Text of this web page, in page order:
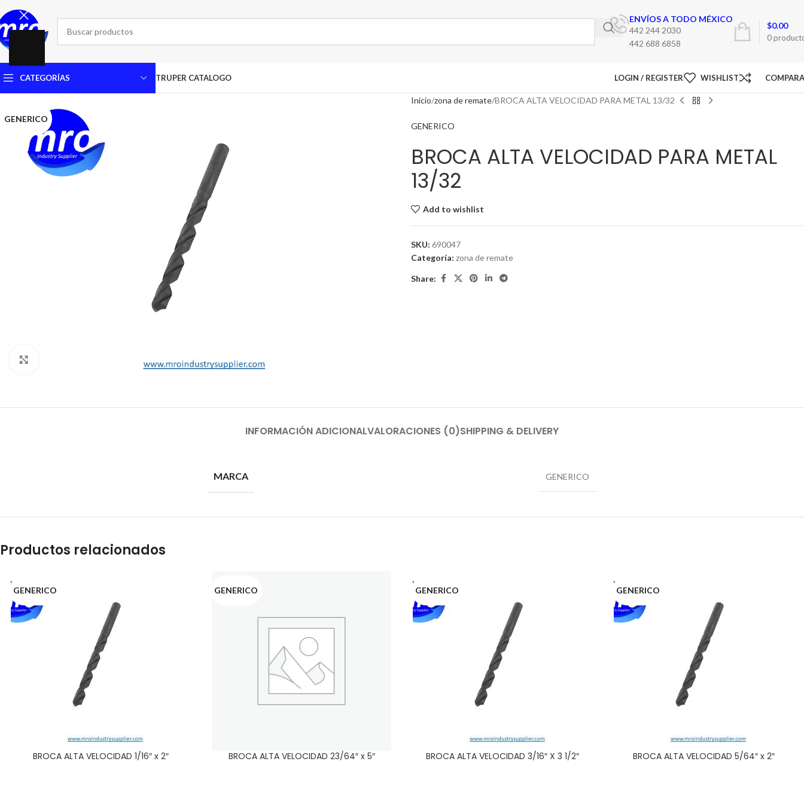
ENVÍOS A TODO MÉXICO
442 244 2030
442 688 6858
0
$0.00
CATEGORÍAS TRUPER CATALOGO LOGIN / REGISTER WISHLIST
GENERICO
Inicio zona de remate BROCA ALTA VELOCIDAD PARA METAL 13/32
GENERICO
BROCA ALTA VELOCIDAD PARA METAL
13/32
Add to wishlist
SKU: 690047
Categoría: zona de remate
Share:
INFORMACIÓN ADICIONALVALORACIONES (0)SHIPPING & DELIVERY
MARCA GENERICO
Productos relacionados
GENERICO
BROCA ALTA VELOCIDAD 1/16″ x 2″
GENERICO
BROCA ALTA VELOCIDAD 23/64″ x 5″
GENERICO
BROCA ALTA VELOCIDAD 3/16″ X 3 1/2″
GENERICO
BROCA ALTA VELOCIDAD 5/64″ x 2″